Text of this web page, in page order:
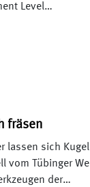
Level…
fräsen
lassen sich
vom Tübinger
der…